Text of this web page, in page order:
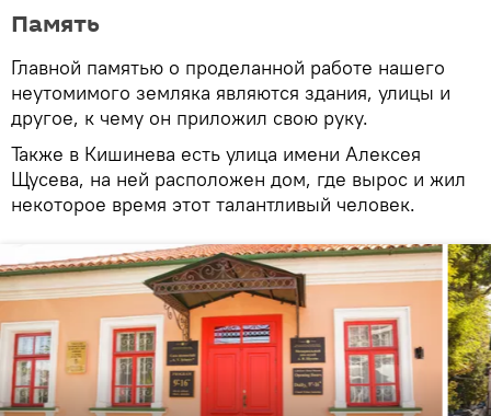
Память
Главной памятью о проделанной работе нашего
неутомимого земляка являются здания, улицы и
другое, к чему он приложил свою руку.
Также в Кишинева есть улица имени Алексея
Щусева, на ней расположен дом, где вырос и жил
некоторое время этот талантливый человек.